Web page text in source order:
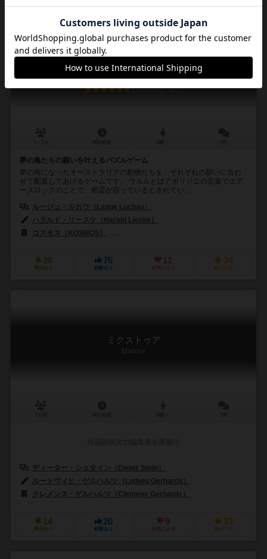
ウルル
ULURU / Pelican Cove
6.2
夢の鳥たちの願いを叶えるパズルゲーム
夢の鳥になったオーストラリアの動物たちを、それぞれの願いに合わ
せて配置してあげるゲームです。 ウルルとはアボリジニの言葉でエア
ーズロックのことで、精霊が宿っているとされてい...
ルージュ・ルカウ（Lauge Luchau）
ハラルド・リースケ（Harald Lieske）
コスモス（KOSMOS）
26
興味あり
75
経験あり
11
お気に入り
34
持ってる
ミクストゥア
Mixtour
ディーター・シュタイン（Dieter Stein）
ルートヴィヒ・ゲルハルツ（Ludwig Gerhards）
クレメンス・ゲルハルツ（Clemens Gerhards）
14
興味あり
20
経験あり
9
お気に入り
13
持ってる